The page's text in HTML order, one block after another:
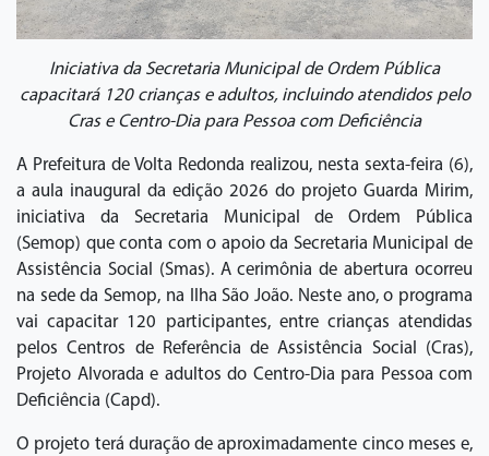
Iniciativa da Secretaria Municipal de Ordem Pública
capacitará 120 crianças e adultos, incluindo atendidos pelo
Cras e Centro-Dia para Pessoa com Deficiência
A Prefeitura de Volta Redonda realizou, nesta sexta-feira (6),
a aula inaugural da edição 2026 do projeto Guarda Mirim,
iniciativa da Secretaria Municipal de Ordem Pública
(Semop) que conta com o apoio da Secretaria Municipal de
Assistência Social (Smas). A cerimônia de abertura ocorreu
na sede da Semop, na Ilha São João. Neste ano, o programa
vai capacitar 120 participantes, entre crianças atendidas
pelos Centros de Referência de Assistência Social (Cras),
Projeto Alvorada e adultos do Centro-Dia para Pessoa com
Deficiência (Capd).
O projeto terá duração de aproximadamente cinco meses e,